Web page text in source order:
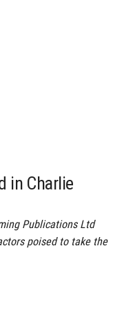
in Charlie
Publications Ltd
poised to take the